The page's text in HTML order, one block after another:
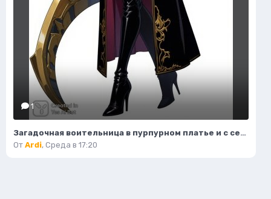
1
Загадочная воительница в пурпурном платье и с серповидным клинком. Нейронная сеть Flux 1
От Ardi, Среда в 17:20